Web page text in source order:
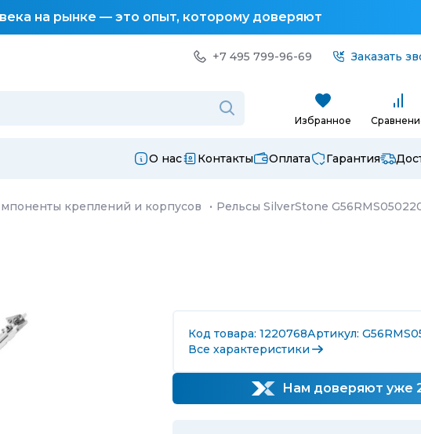
на рынке — это опыт, которому доверяют
+7 495 799-96-69 Заказать
Избранное
О нас Контакты Оплата Гарантия
креплений и корпусов · Рельсы SilverStone
Код товара: 1220768Артикул:
Все характеристики
Нам доверяют уже